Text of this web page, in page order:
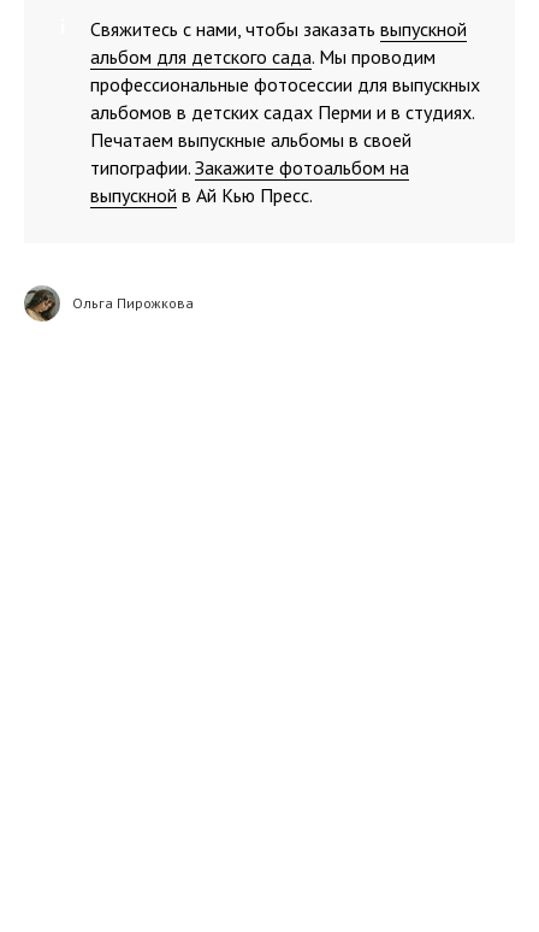
Свяжитесь с нами, чтобы заказать выпускной
альбом для детского сада. Мы проводим
профессиональные фотосессии для выпускных
альбомов в детских садах Перми и в студиях.
Печатаем выпускные альбомы в своей
типографии. Закажите фотоальбом на
выпускной в Ай Кью Пресс.
Ольга Пирожкова